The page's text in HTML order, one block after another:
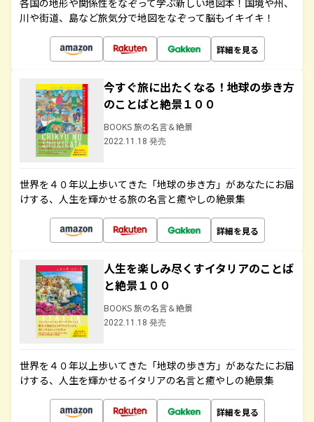
各国の地形や関係性をなぞって学ぶ新しい地図本！国境や州、
川や街道、島など旅気分で地図をなぞって脳もイキイキ！
詳細を見る
今すぐ旅に出たくなる！地球の歩き方
のことばと絶景１００
BOOKS 旅の名言＆絶景
2022.11.18 発売
世界を４０年以上歩いてきた「地球の歩き方」があなたにお届
けする、人生を輝かせる旅の名言と癒やしの絶景集
詳細を見る
人生を楽しみ尽くすイタリアのことば
と絶景１００
BOOKS 旅の名言＆絶景
2022.11.18 発売
世界を４０年以上歩いてきた「地球の歩き方」があなたにお届
けする、人生を輝かせるイタリアの名言と癒やしの絶景集
詳細を見る